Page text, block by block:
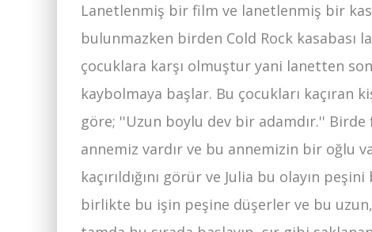
Lanetlenmiş bir film ve lanetlenmiş bir
bulunmazken birden Cold Rock kasabası
çocuklara karşı olmuştur yani lanetten
kaybolmaya başlar. Bu çocukları kaçıran
göre; ''Uzun boylu dev bir adamdır.''
annemiz vardır ve bu annemizin bir oğlu
kaçırıldığını görür ve Julia bu olayın
birlikte bu işin peşine düşerler ve bu uzun,